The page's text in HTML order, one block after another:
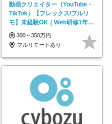
動画クリエイター（YouTube・
TikTok）【フレックス/フルリ
モ】未経験OK｜Web研修1年間
｜副業OK
300～350万円
フルリモートあり